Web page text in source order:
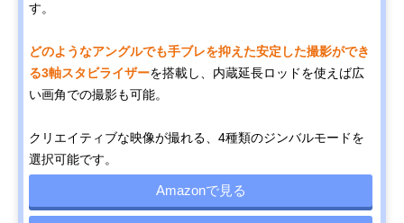
す。
どのようなアングルでも手ブレを抑えた安定した撮影ができ
る3軸スタビライザーを搭載し、内蔵延長ロッドを使えば広
い画角での撮影も可能。
クリエイティブな映像が撮れる、4種類のジンバルモードを
選択可能です。
Amazonで見る